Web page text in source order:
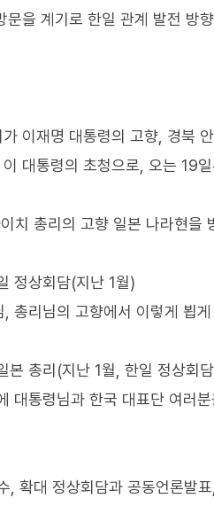
문을 계기로 한일 관계 발전 방
이재명 대통령의 고향, 경북
대통령의 초청으로, 오는 19
치 총리의 고향 일본 나라현을
정상회담(지난 1월)
총리님의 고향에서 이렇게 뵙
본 총리(지난 1월, 한일 정상회
대통령님과 한국 대표단 여러
, 확대 정상회담과 공동언론발